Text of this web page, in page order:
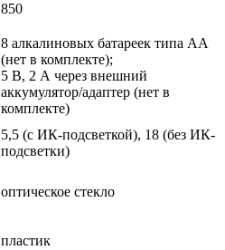
850
8 алкалиновых батареек типа AA
(нет в комплекте);
5 В, 2 А через внешний
аккумулятор/адаптер (нет в
комплекте)
5,5 (с ИК-подсветкой), 18 (без ИК-
подсветки)
оптическое стекло
пластик